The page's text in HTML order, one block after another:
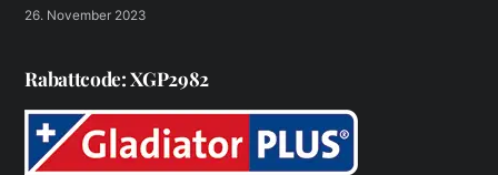
26. November 2023
Rabattcode: XGP2982